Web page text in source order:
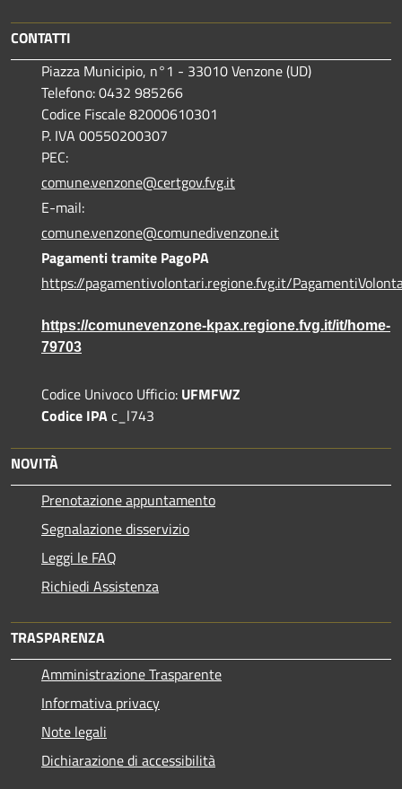
CONTATTI
Piazza Municipio, n°1 - 33010 Venzone (UD)
Telefono: 0432 985266
Codice Fiscale 82000610301
P. IVA 00550200307
PEC:
comune.venzone@certgov.fvg.it
E-mail:
comune.venzone@comunedivenzone.it
Pagamenti tramite PagoPA
https://pagamentivolontari.regione.fvg.it/
https://comunevenzone-kpax.regione.fvg.it/it/home-
79703
Codice Univoco Ufficio: UFMFWZ
Codice IPAc_l743
NOVITÀ
Prenotazione appuntamento
Segnalazione disservizio
Leggi le FAQ
Richiedi Assistenza
TRASPARENZA
Amministrazione Trasparente
Informativa privacy
Note legali
Dichiarazione di accessibilità